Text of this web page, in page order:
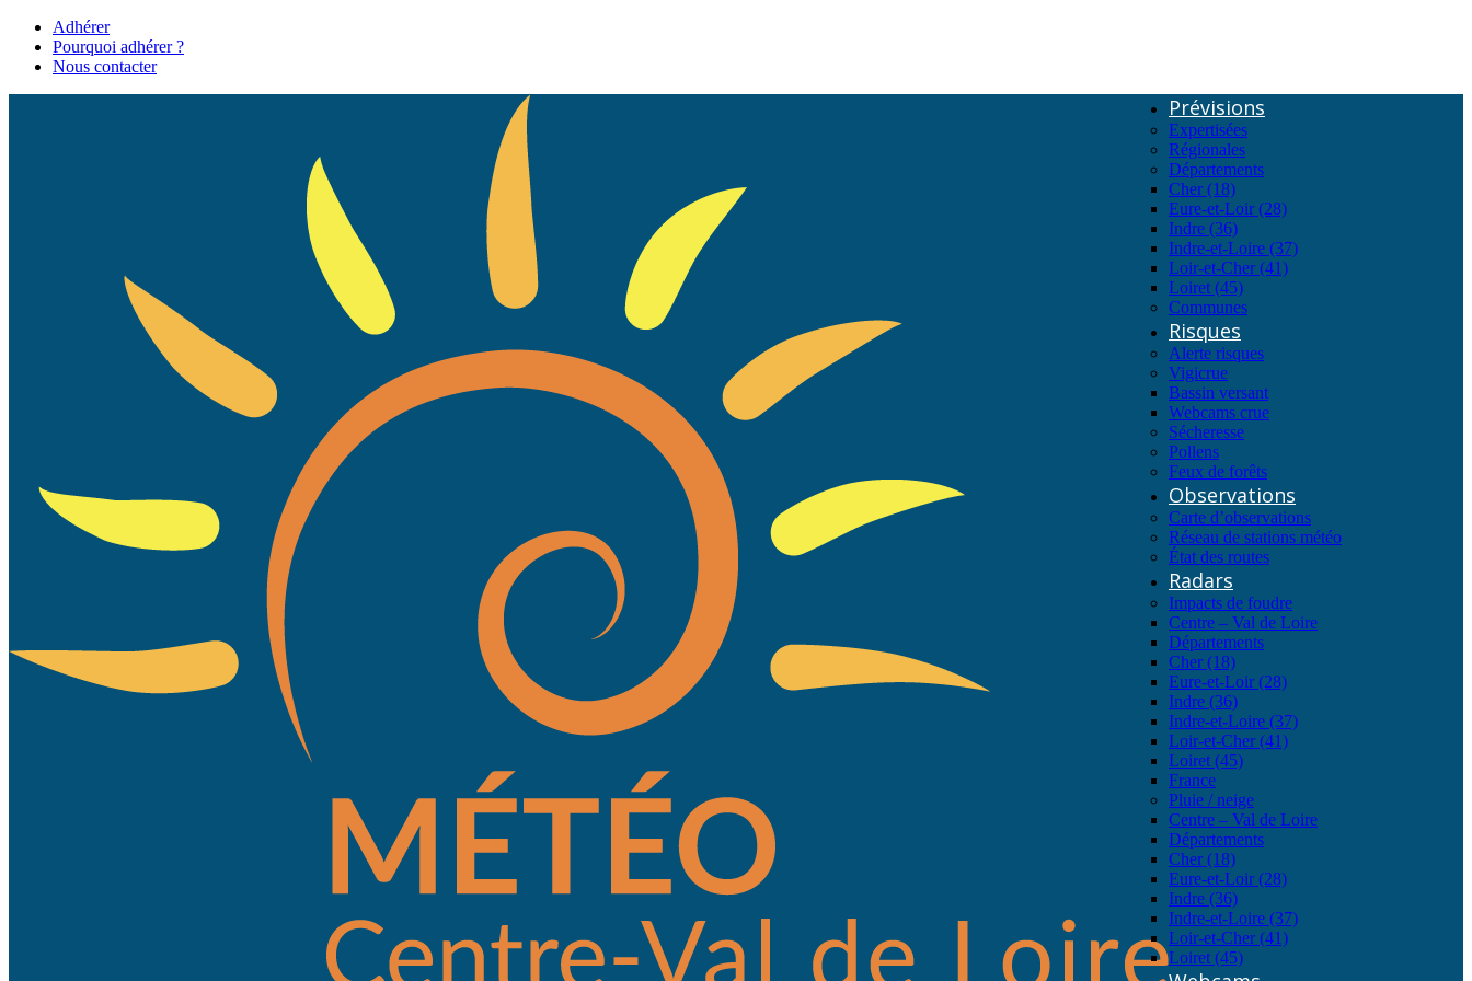
Adhérer
Pourquoi adhérer ?
Nous contacter
Prévisions
Expertisées
Régionales
Départements
Cher (18)
Eure-et-Loir (28)
Indre (36)
Indre-et-Loire (37)
Loir-et-Cher (41)
Loiret (45)
Communes
Risques
Alerte risques
Vigicrue
Bassin versant
Webcams crue
Sécheresse
Pollens
Feux de forêts
Observations
Carte d’observations
Réseau de stations météo
État des routes
Radars
Impacts de foudre
Centre – Val de Loire
Départements
Cher (18)
Eure-et-Loir (28)
Indre (36)
Indre-et-Loire (37)
Loir-et-Cher (41)
Loiret (45)
France
Pluie / neige
Centre – Val de Loire
Départements
Cher (18)
Eure-et-Loir (28)
Indre (36)
Indre-et-Loire (37)
Loir-et-Cher (41)
Loiret (45)